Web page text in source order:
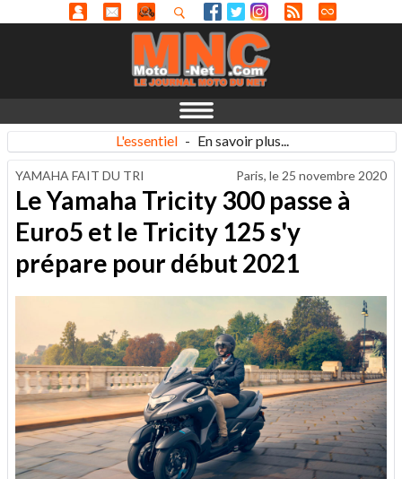
L'essentiel - En savoir plus...
YAMAHA FAIT DU TRI Paris, le 25 novembre 2020
Le Yamaha Tricity 300 passe à
Euro5 et le Tricity 125 s'y
prépare pour début 2021